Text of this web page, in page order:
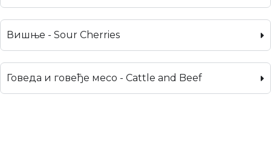
Вишње - Sour Cherries
Говеда и говеђе месо - Cattle and Beef